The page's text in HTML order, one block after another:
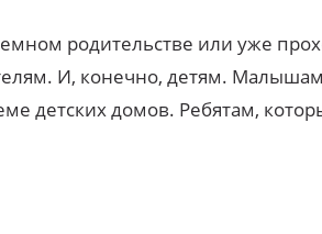
родительстве или уже
И, конечно, детям.
детских домов. Ребятам,